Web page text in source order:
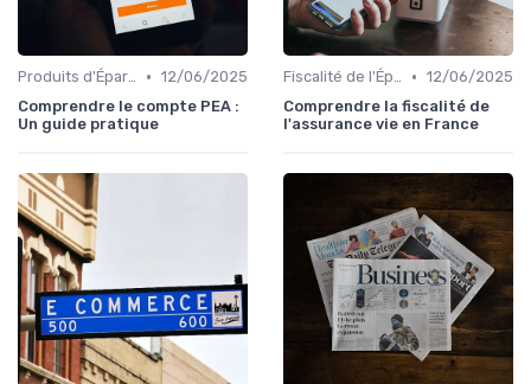
Produits d'Épargne Retraite • 12/06/2025
Comprendre le compte PEA :
Un guide pratique
Fiscalité de l'Épargne • 12/06/2025
Comprendre la fiscalité de
l'assurance vie en France